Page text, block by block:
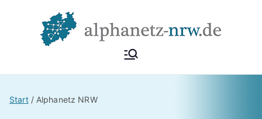
Alphan
Start Alphanetz NRW